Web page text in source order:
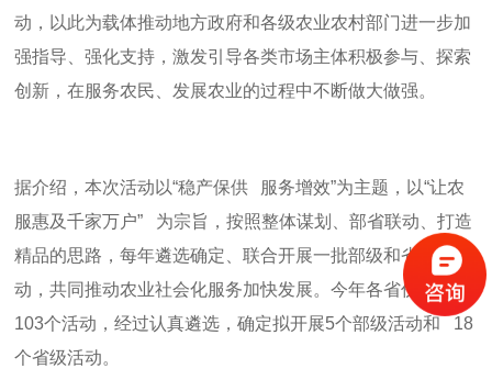
动，以此为载体推动地方政府和各级农业农村部门进一步加
强指导、强化支持，激发引导各类市场主体积极参与、探索
创新，在服务农民、发展农业的过程中不断做大做强。
据介绍，本次活动以“稳产保供 服务增效”为主题，以“让农
服惠及千家万户”
为宗旨，按照整体谋划、部省联动、打造
精品的思路，每年遴选确定、联合开展一批部级和省级活
动，共同推动农业社会化服务加快发展。今年各省份共推荐
103个活动，经过认真遴选，确定拟开展5个部级活动和
18
个省级活动。